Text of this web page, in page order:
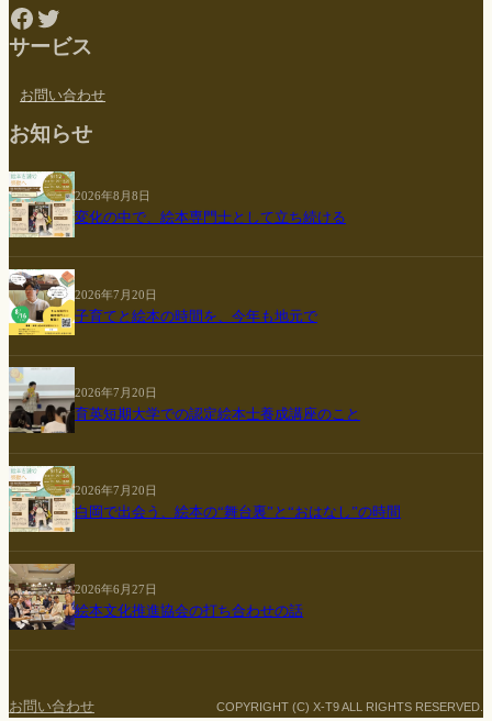
Facebook
Twitter
サービス
お問い合わせ
お知らせ
2026年8月8日
変化の中で、絵本専門士として立ち続ける
2026年7月20日
子育てと絵本の時間を、今年も地元で
2026年7月20日
育英短期大学での認定絵本士養成講座のこと
2026年7月20日
白岡で出会う、絵本の“舞台裏”と“おはなし”の時間
2026年6月27日
絵本文化推進協会の打ち合わせの話
お問い合わせ COPYRIGHT (C) X-T9 ALL RIGHTS RESERVED.